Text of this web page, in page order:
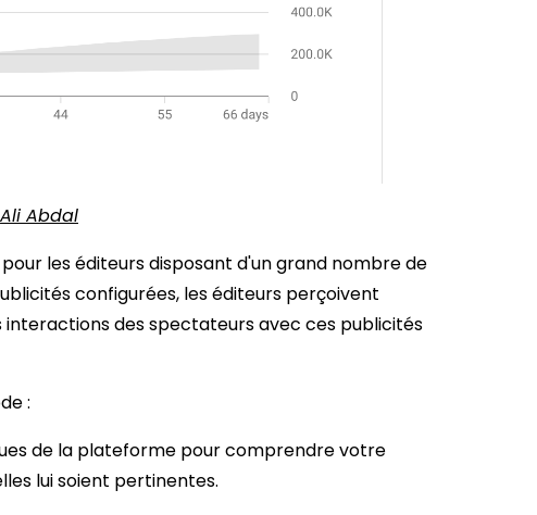
Ali Abdal
les éditeurs disposant d'un grand nombre de
configurées, les éditeurs perçoivent
des spectateurs avec ces publicités
:
de la plateforme pour comprendre votre
lui soient pertinentes.